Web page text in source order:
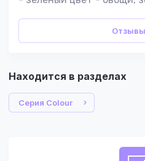
Отзывы
Находится в разделах
Серия Colour